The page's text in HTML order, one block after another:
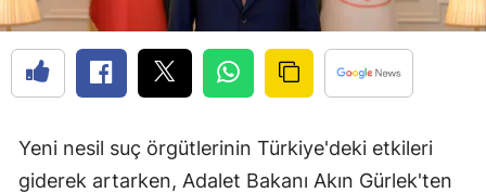
Yeni nesil suç örgütlerinin Türkiye'deki etkileri
giderek artarken, Adalet Bakanı Akın Gürlek'ten